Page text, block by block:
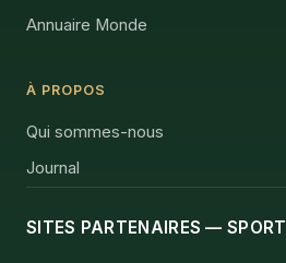
Annuaire Monde
À PROPOS
Qui sommes-nous
Journal
SITES PARTENAIRES — SPORT